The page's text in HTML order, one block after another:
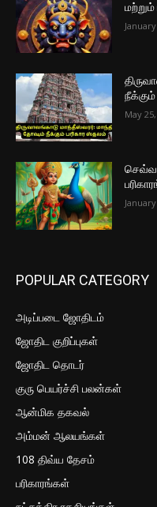
மற்றும்
May
POPULAR CATEGORY
அடிப்படை ஜோதிடம்
ஜோதிட குறிப்புகள்
ஜோதிட தொடர்
குரு பெயர்ச்சி பலன்கள்
ஆன்மிக தகவல்
அம்மன் ஆலயங்கள்
108 திவ்ய தேசம்
பரிகாரங்கள்